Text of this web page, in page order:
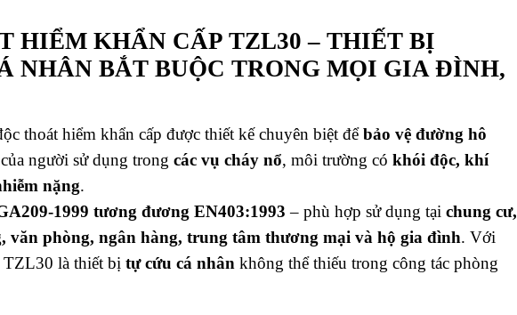
HIỂM KHẨN CẤP TZL30 – THIẾT BỊ
NHÂN BẮT BUỘC TRONG MỌI GIA ĐÌNH,
thoát hiểm khẩn cấp được thiết kế chuyên biệt đểbảo vệ đường hô
của người sử dụng trong các vụ cháy nổ, môi trường có khói độc, khí
nặng.
1999 tương đương EN403:1993 – phù hợp sử dụng tại chung cư,
văn phòng, ngân hàng, trung tâm thương mại và hộ gia đình. Với
TZL30 là thiết bị tự cứu cá nhân không thể thiếu trong công tác phòng